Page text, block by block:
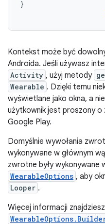
}
Kontekst może być
Androida. Jeśli używasz
Activity , użyj metody
Wearable . Dzięki temu
wyświetlane jako okna, a
użytkownik jest proszony o
Google Play.
Domyślnie wywołania
wykonywane w głównym
zwrotne były wykonywane
WearableOptions , aby
Looper .
Więcej informacji